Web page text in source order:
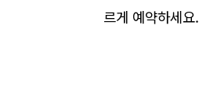
르게 예약하세요.